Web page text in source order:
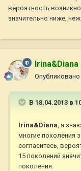
вероятность
значительно ниже,
Irina&Diana
Опубликовано
В 18.04.2013 в
Irina&Diana, я
многие поколения
согласитесь,
15 поколений
поколения.